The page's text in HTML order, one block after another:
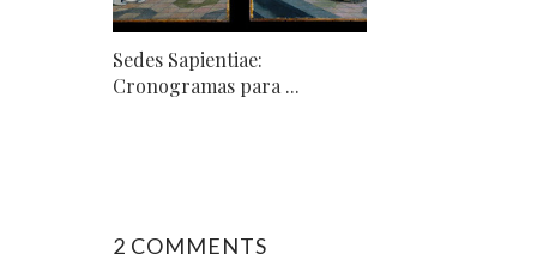
Sedes Sapientiae:
Cronogramas para ...
2 COMMENTS